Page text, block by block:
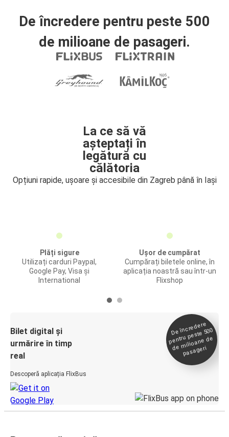
De încredere pentru peste 500
de milioane de pasageri.
La ce să vă
așteptați în
legătură cu
călătoria
Opțiuni rapide, ușoare și accesibile din Zagreb până în Iași
Plăți sigure
Utilizați carduri Paypal,
Google Pay, Visa și
International
Ușor de cumpărat
Cumpărați biletele online, în
aplicația noastră sau într-un
Flixshop
Bilet digital și
urmărire în timp
real
Descoperă aplicația FlixBus
De încredere
pentru peste 500
de
milioane de
pasageri